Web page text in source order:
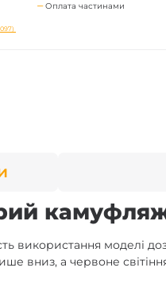
Оплата частинами
використання моделі
вниз, а червоне